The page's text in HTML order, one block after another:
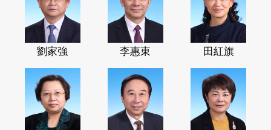
劉家強 李惠東 田紅旗